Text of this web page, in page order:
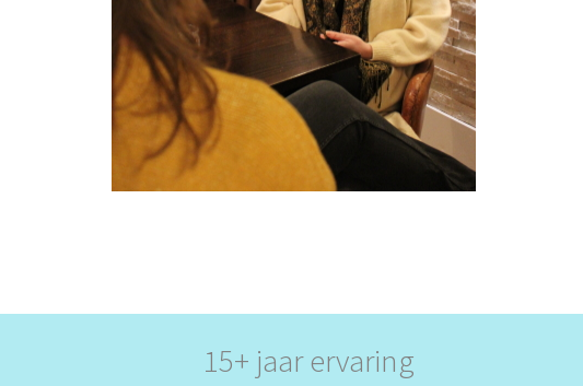
15+ jaar ervaring